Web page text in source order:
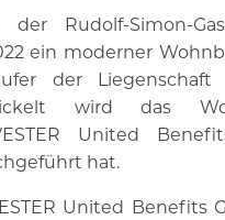
Rudolf-Simon-
ein moderner
der
wird das
United
hat.
United Benefits